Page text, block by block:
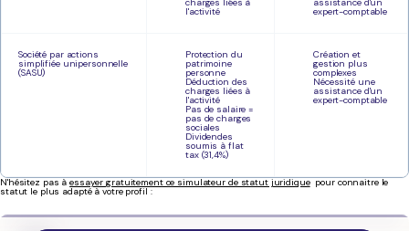
charges liées à
l'activité
assistance d'un
expert-comptable
Société par actions
simplifiée unipersonnelle
(SASU)
Protection du
patrimoine
personne
Déduction des
charges liées à
l'activité
Pas de salaire =
pas de charges
sociales
Dividendes
soumis à flat
tax (31,4%)
Création et
gestion plus
complexes
Nécessité une
assistance d'un
expert-comptable
N'hésitez pas àessayer gratuitement ce simulateur de statut juridiquepour connaitre le
statut le plus adapté à votre profil :